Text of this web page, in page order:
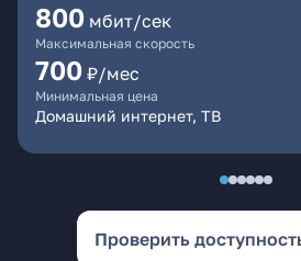
800 мбит/сек
Максимальная скорость
700 ₽/мес
Минимальная цена
Домашний интернет, ТВ
Проверить